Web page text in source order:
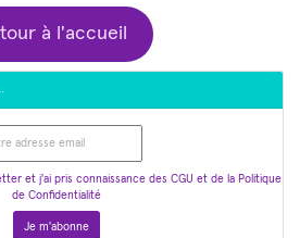
à l'accueil
et j'ai pris connaissance des CGU et de la Politique
de Confidentialité